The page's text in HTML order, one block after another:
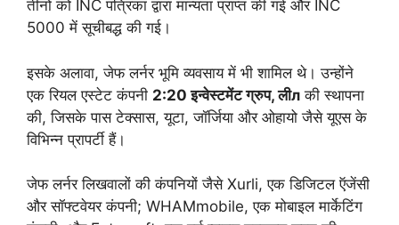
तीनों को INC पत्रिका द्वारा मान्यता प्राप्त की गई और INC
5000 में सूचीबद्ध की गई।
इसके अलावा, जेफ लर्नर भूमि व्यवसाय में भी शामिल थे। उन्होंने
एक रियल एस्टेट कंपनी 2:20 इन्वेस्टमेंट ग्रुप, लीл की स्थापना
की, जिसके पास टेक्सास, यूटा, जॉर्जिया और ओहायो जैसे यूएस के
विभिन्न प्रापर्टी हैं।
जेफ लर्नर लिखवालों की कंपनियों जैसे Xurli, एक डिजिटल ऍजेंसी
और सॉफ्टवेयर कंपनी; WHAMmobile, एक मोबाइल मार्केटिंग